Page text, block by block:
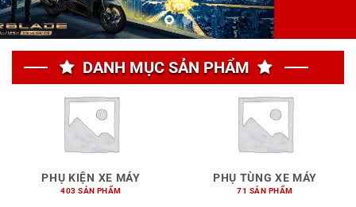
DANH MỤC SẢN PHẨM
PHỤ KIỆN XE MÁY
403 SẢN PHẨM
PHỤ TÙNG XE MÁY
71 SẢN PHẨM